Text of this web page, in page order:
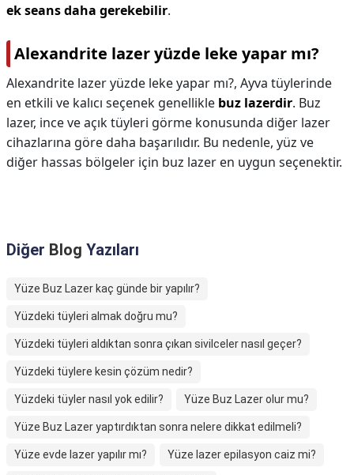
ek seans daha gerekebilir.
Alexandrite lazer yüzde leke yapar mı?
Alexandrite lazer yüzde leke yapar mı?, Ayva tüylerinde
en etkili ve kalıcı seçenek genellikle buz lazerdir. Buz
lazer, ince ve açık tüyleri görme konusunda diğer lazer
cihazlarına göre daha başarılıdır. Bu nedenle, yüz ve
diğer hassas bölgeler için buz lazer en uygun seçenektir.
Diğer Blog Yazıları
Yüze Buz Lazer kaç günde bir yapılır?
Yüzdeki tüyleri almak doğru mu?
Yüzdeki tüyleri aldıktan sonra çıkan sivilceler nasıl geçer?
Yüzdeki tüylere kesin çözüm nedir?
Yüzdeki tüyler nasıl yok edilir? Yüze Buz Lazer olur mu?
Yüze Buz Lazer yaptırdıktan sonra nelere dikkat edilmeli?
Yüze evde lazer yapılır mı? Yüze lazer epilasyon caiz mi?